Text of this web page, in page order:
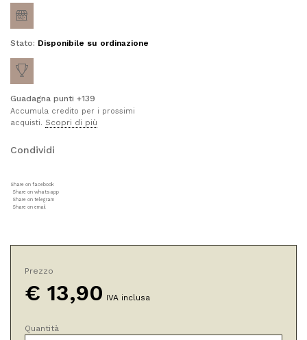
Stato: Disponibile su ordinazione
Guadagna punti +139
Accumula credito per i prossimi
acquisti. Scopri di più
Condividi
Share on facebook
Share on whatsapp
Share on telegram
Share on email
Prezzo
€ 13,90 IVA inclusa
BB
Quantità